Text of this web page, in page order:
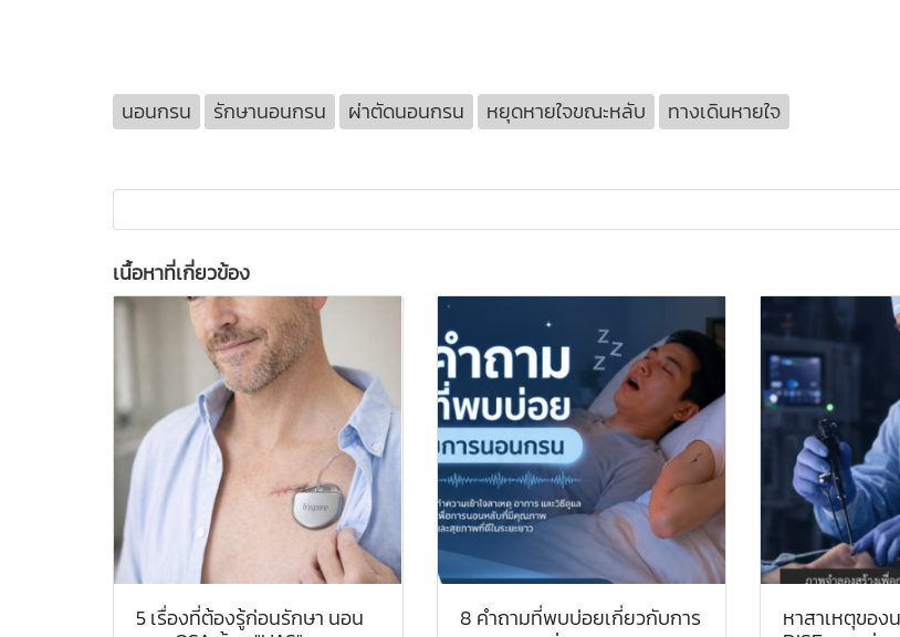
นอนกรน รักษานอนกรน ผ่าตัดนอนกรน หยุดหายใจขณะหลับ ทางเดินหายใจ
เนื้อหาที่เกี่ยวข้อง
5 เรื่องที่ต้องรู้ก่อนรักษา นอน 8 คำถามที่พบบ่อยเกี่ยวกับการ หาสาเหตุขอ